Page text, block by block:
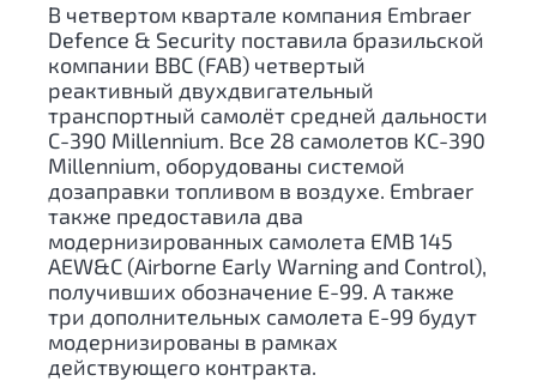
В четвертом квартале компания Embraer
Defence & Security поставила бразильской
компании ВВС (FAB) четвертый
реактивный двухдвигательный
транспортный самолёт средней дальности
C-390 Millennium. Все 28 самолетов KC-390
Millennium, оборудованы системой
дозаправки топливом в воздухе. Embraer
также предоставила два
модернизированных самолета EMB 145
AEW&C (Airborne Early Warning and Control),
получивших обозначение E-99. А также
три дополнительных самолета Е-99 будут
модернизированы в рамках
действующего контракта.